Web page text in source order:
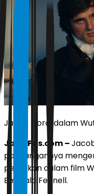
Jacob Elordi dalam
JawaPos.com –
pandangannya
perankan dalam film
Emerald Fennell.